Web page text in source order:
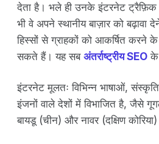
देता है। भले ही उनके इंटरनेट ट्रैफ़िक
भी वे अपने स्थानीय बाज़ार को बढ़ावा
हिस्सों से ग्राहकों को आकर्षित करने के
सकते हैं। यह सब अंतर्राष्ट्रीय SEO के
इंटरनेट मूलतः विभिन्न भाषाओं,
इंजनों वाले देशों में विभाजित है, जैसे
बायडू (चीन) और नावर (दक्षिण